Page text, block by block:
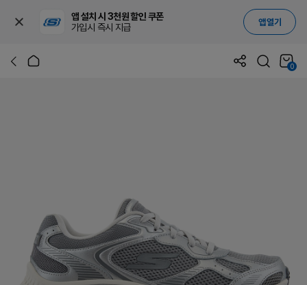
앱 설치 시 3천원 할인 쿠폰
가입시 즉시 지급
앱 열기
0